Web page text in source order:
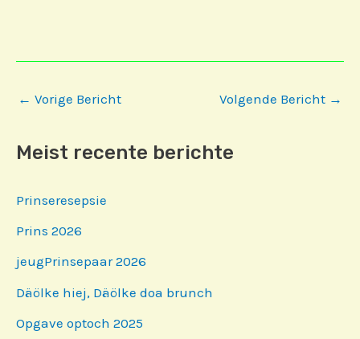
Bericht
← Vorige Bericht Volgende Bericht →
Meist recente berichte
Prinseresepsie
Prins 2026
jeugPrinsepaar 2026
Däölke hiej, Däölke doa brunch
Opgave optoch 2025